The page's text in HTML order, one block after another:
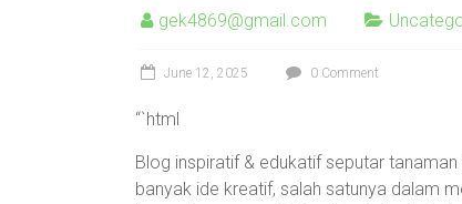
gek4869@gmail.com
June 12, 2025 0 Comment
“`html
Blog inspiratif & edukatif seputar
banyak ide kreatif, salah satunya dalam